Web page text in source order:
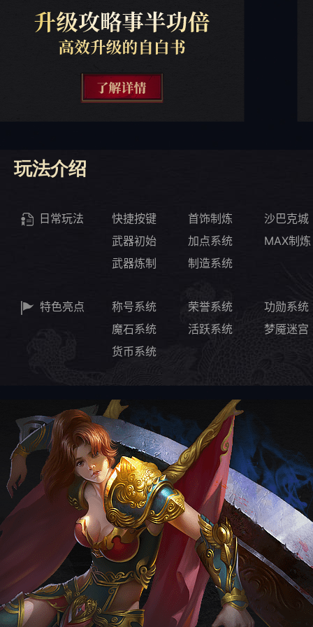
玩法介绍
日常玩法 快捷按键 首饰制炼
沙巴克城
武器初始
加点系统
MAX制炼
武器炼制
制造系统
特色亮点 称号系统 荣誉系统
功勋系统
魔石系统
活跃系统
梦魇迷宫
货币系统